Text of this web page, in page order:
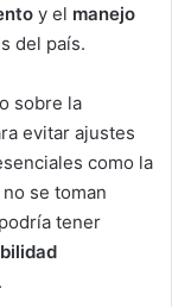
y el manejo
del país.
sobre la
evitar ajustes
como la
no se toman
tener